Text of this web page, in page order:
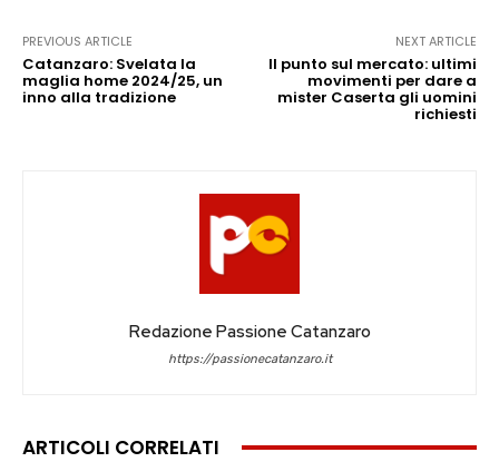
PREVIOUS ARTICLE
Catanzaro: Svelata la
maglia home 2024/25, un
inno alla tradizione
NEXT ARTICLE
Il punto sul mercato: ultimi
movimenti per dare a
mister Caserta gli uomini
richiesti
Redazione Passione Catanzaro
https://passionecatanzaro.it
ARTICOLI CORRELATI